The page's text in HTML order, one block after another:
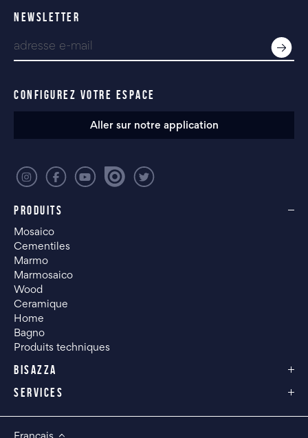
PRODUITS
Mosaico
Cementiles
Marmo
Marmosaico
Wood
Ceramique
Home
Bagno
Produits techniques
BISAZZA
SERVICES
NEWSLETTER
CONFIGUREZ VOTRE ESPACE
Aller sur notre application